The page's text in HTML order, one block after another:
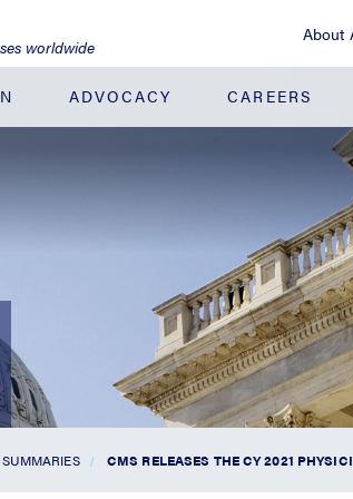
About
worldwide
ADVOCACY CAREERS
CMS RELEASES THE CY 2021